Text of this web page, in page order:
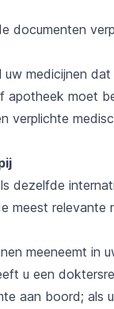
documenten
medicijnen
apotheek moet
verplichte
dezelfde
meest relevante
meeneemt in
u een
aan boord; als